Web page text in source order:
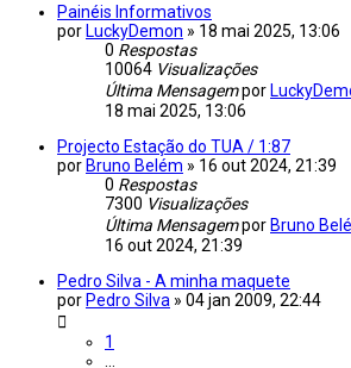
Painéis Informativos
por LuckyDemon » 18 mai 2025, 13:06
0 Respostas
10064 Visualizações
Última Mensagempor
18 mai 2025, 13:06
Projecto Estação do TUA / 1:87
por Bruno Belém » 16 out 2024, 21:39
0 Respostas
7300 Visualizações
Última Mensagempor Bruno
16 out 2024, 21:39
Pedro Silva - A minha maquete
por Pedro Silva » 04 jan 2009, 22:44
1